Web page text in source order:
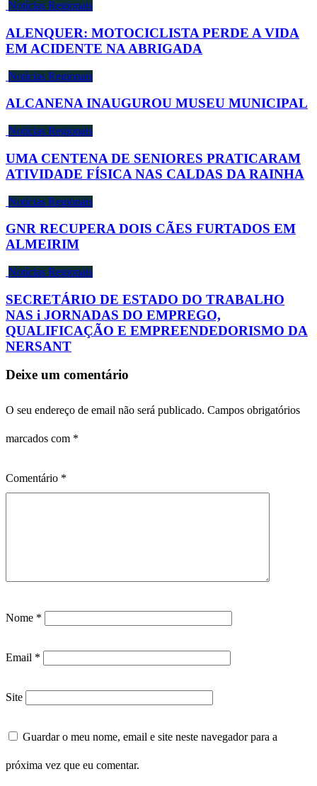
Notícias Regionais
ALENQUER: MOTOCICLISTA PERDE A VIDA
EM ACIDENTE NA ABRIGADA
Notícias Regionais
ALCANENA INAUGUROU MUSEU MUNICIPAL
Notícias Regionais
UMA CENTENA DE SENIORES PRATICARAM
ATIVIDADE FÍSICA NAS CALDAS DA RAINHA
Notícias Regionais
GNR RECUPERA DOIS CÃES FURTADOS EM
ALMEIRIM
Notícias Regionais
SECRETÁRIO DE ESTADO DO TRABALHO
NAS i JORNADAS DO EMPREGO,
QUALIFICAÇÃO E EMPREENDEDORISMO DA
NERSANT
Deixe um comentário
O seu endereço de email não será publicado. Campos obrigatórios
marcados com *
Comentário *
Nome *
Email *
Site
Guardar o meu nome, email e site neste navegador para a
próxima vez que eu comentar.